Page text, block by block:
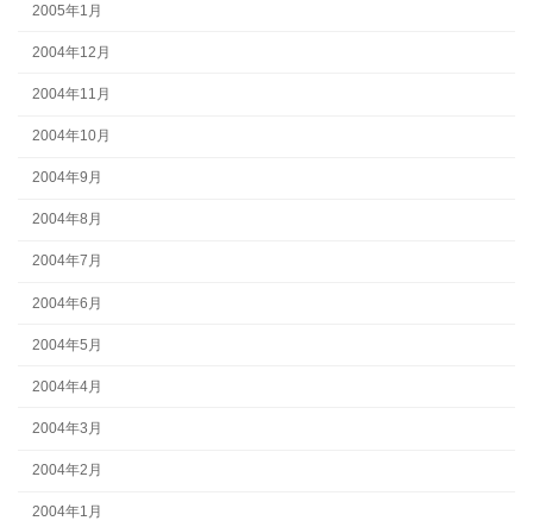
2005年1月
2004年12月
2004年11月
2004年10月
2004年9月
2004年8月
2004年7月
2004年6月
2004年5月
2004年4月
2004年3月
2004年2月
2004年1月